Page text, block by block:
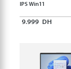
IPS Win11
9.999 DH